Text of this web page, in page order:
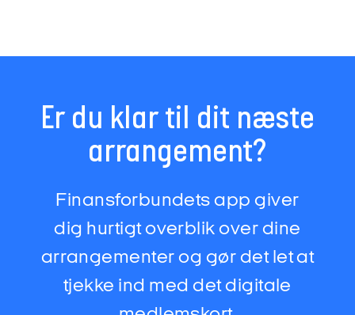
Er du klar til dit næste
arrangement?
Finansforbundets app giver
dig hurtigt overblik over dine
arrangementer og gør det let at
tjekke ind med det digitale